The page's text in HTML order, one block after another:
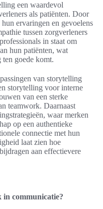
een waardevol
als patiënten. Door
ervaringen en gevoelens
tussen zorgverleners
in staat om
hun patiënten, wat
goede komt.
van storytelling
storytelling voor interne
van een sterke
teamwork. Daarnaast
waar merken
op een authentieke
connectie met hun
laat zien hoe
aan effectievere
communicatie?